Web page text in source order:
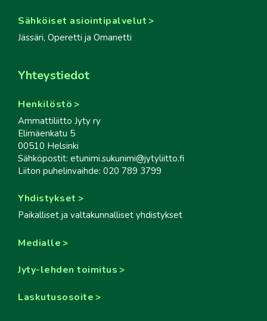
Sähköiset asiointipalvelut
Jässäri, Operetti ja Omanetti
Yhteystiedot
Henkilöstö
Ammattiliitto Jyty ry
Elimäenkatu 5
00510 Helsinki
Sähköpostit: etunimi.sukunimi@jytyliitto.fi
Liiton puhelinvaihde: 020 789 3799
Yhdistykset
Paikalliset ja valtakunnalliset yhdistykset
Medialle
Jyty-lehden toimitus
Laskutusosoite